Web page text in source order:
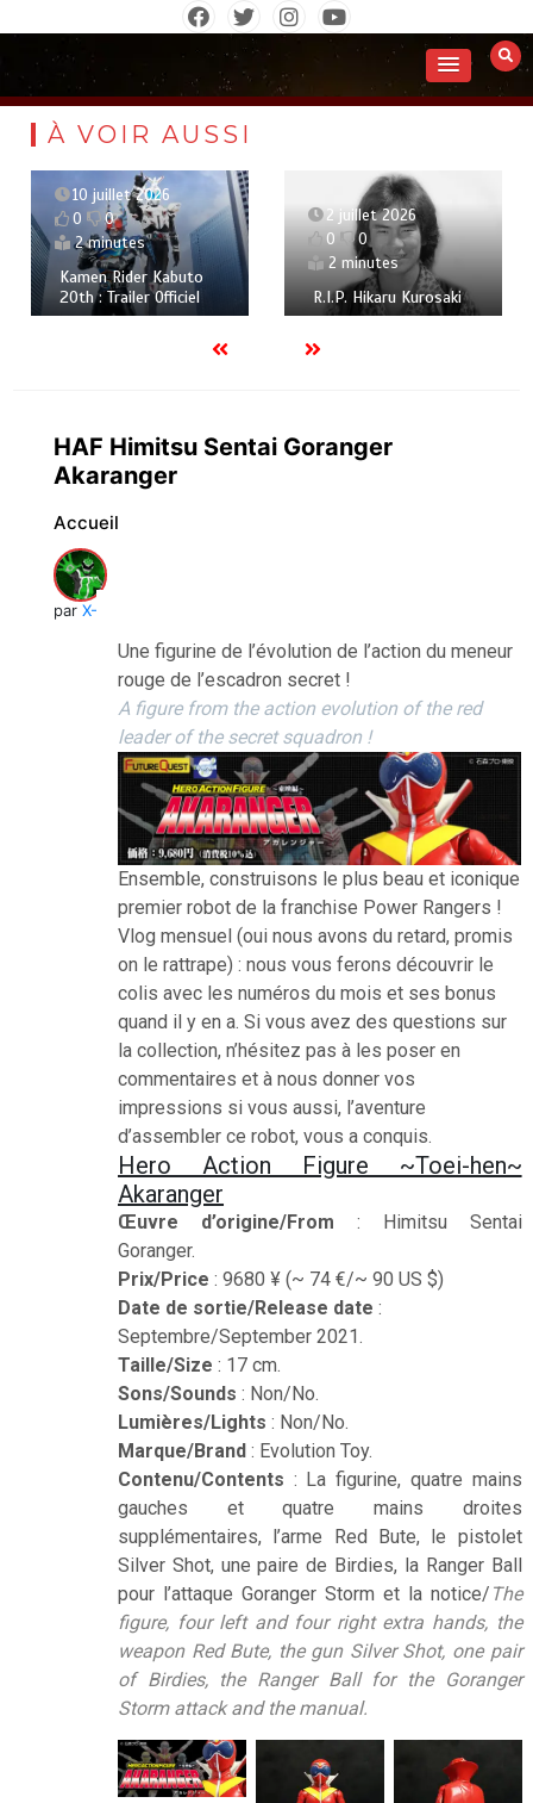
contenu
À VOIR AUSSI
10 juillet 2026
0
0
2 minutes
Kamen Rider Kabuto
20th : Trailer Officiel
2 juillet 2026
0
0
2 minutes
R.I.P. Hikaru Kurosaki
HAF Himitsu Sentai Goranger
Akaranger
Accueil
par X-Verine
Une figurine de l’évolution de l’action du meneur
rouge de l’escadron secret !
A figure from the action evolution of the red
leader of the secret squadron !
Ensemble, construisons le plus beau et iconique
premier robot de la franchise Power Rangers !
Vlog mensuel (oui nous avons du retard, promis
on le rattrape) : nous vous ferons découvrir le
colis avec les numéros du mois et ses bonus
quand il y en a. Si vous avez des questions sur
la collection, n’hésitez pas à les poser en
commentaires et à nous donner vos
impressions si vous aussi, l’aventure
d’assembler ce robot, vous a conquis.
Hero Action Figure ~Toei-hen~
Akaranger
Œuvre d’origine/From : Himitsu Sentai
Goranger.
Prix/Price : 9680 ¥ (~ 74 €/~ 90 US $)
Date de sortie/Release date :
Septembre/September 2021.
Taille/Size : 17 cm.
Sons/Sounds : Non/No.
Lumières/Lights : Non/No.
Marque/Brand : Evolution Toy.
Contenu/Contents : La figurine, quatre mains
gauches et quatre mains droites
supplémentaires, l’arme Red Bute, le pistolet
Silver Shot, une paire de Birdies, la Ranger Ball
pour l’attaque Goranger Storm et la notice/ The
figure, four left and four right extra hands, the
weapon Red Bute, the gun Silver Shot, one pair
of Birdies, the Ranger Ball for the Goranger
Storm attack and the manual.